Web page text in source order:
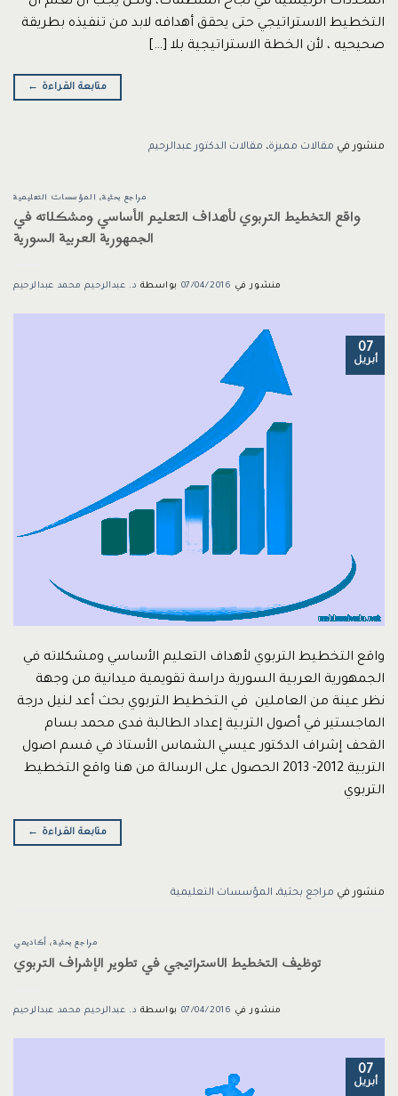
التخطيط الاستراتيجي حتى يحقق أهدافه لابد من تنفيذه بطريقة
صحيحيه ، لأن الخطة الاستراتيجية بلا […]
متابعة القراءة ←
منشور في مقالات مميزة، مقالات الدكتور عبدالرحيم
مراجع بحثية، المؤسسات التعليمية
واقع التخطيط التربوي لأهداف التعليم الأساسي ومشكلاته في
الجمهورية العربية السورية
منشور في 07/04/2016 بواسطة د. عبدالرحيم محمد عبدالرحيم
07
أبريل
واقع التخطيط التربوي لأهداف التعليم الأساسي ومشكلاته في
الجمهورية العربية السورية دراسة تقويمية ميدانية من وجهة
نظر عينة من العاملين في التخطيط التربوي بحث أعد لنيل درجة
الماجستير في أصول التربية إعداد الطالبة فدى محمد بسام
القحف إشراف الدكتور عيسي الشماس الأستاذ في قسم اصول
التربية 2012- 2013 الحصول على الرسالة من هنا واقع التخطيط
التربوي
متابعة القراءة ←
منشور في مراجع بحثية، المؤسسات التعليمية
مراجع بحثية، أكاديمي
توظيف التخطيط الاستراتيجي في تطوير الإشراف التربوي
منشور في 07/04/2016 بواسطة د. عبدالرحيم محمد عبدالرحيم
07
أبريل